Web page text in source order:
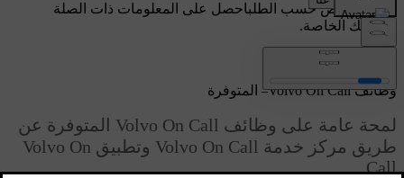
دعم مخصص حسب الطلباحصل على المعلومات ذات الصلة
بسيارتك الخاصة.
تسجيل الدخول
وظائف Volvo On Call * المتوفرة
لمحة عامة على وظائف Volvo On Call المتوفرة عن
طريق مركز خدمة Volvo On Call وتطبيق Volvo On
Call.